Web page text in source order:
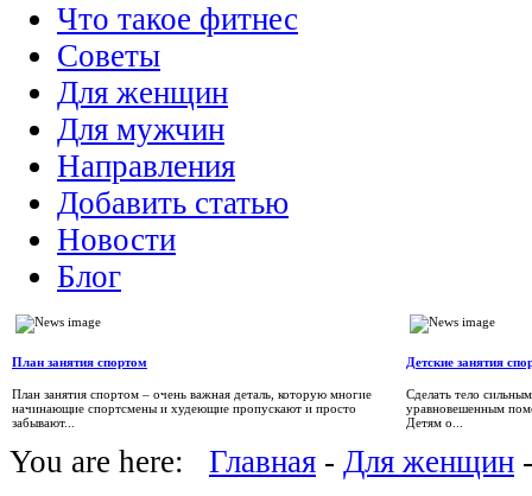
Что такое фитнес
Советы
Для женщин
Для мужчин
Направления
Добавить статью
Новости
Блог
План занятия спортом
План занятия спортом – очень важная деталь, которую многие
начинающие спортсмены и худеющие пропускают и просто
забывают...
Детские занятия
Сделать тело
уравновешенным
Детям о...
You are here: Главная - Для женщин